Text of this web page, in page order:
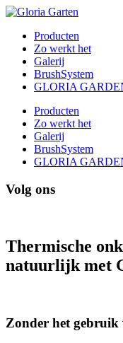
Producten
Zo werkt het
Galerij
BrushSystem
GLORIA
Producten
Zo werkt het
Galerij
BrushSystem
GLORIA
Volg ons
Thermische
natuurlijk met
Zonder het gebruik